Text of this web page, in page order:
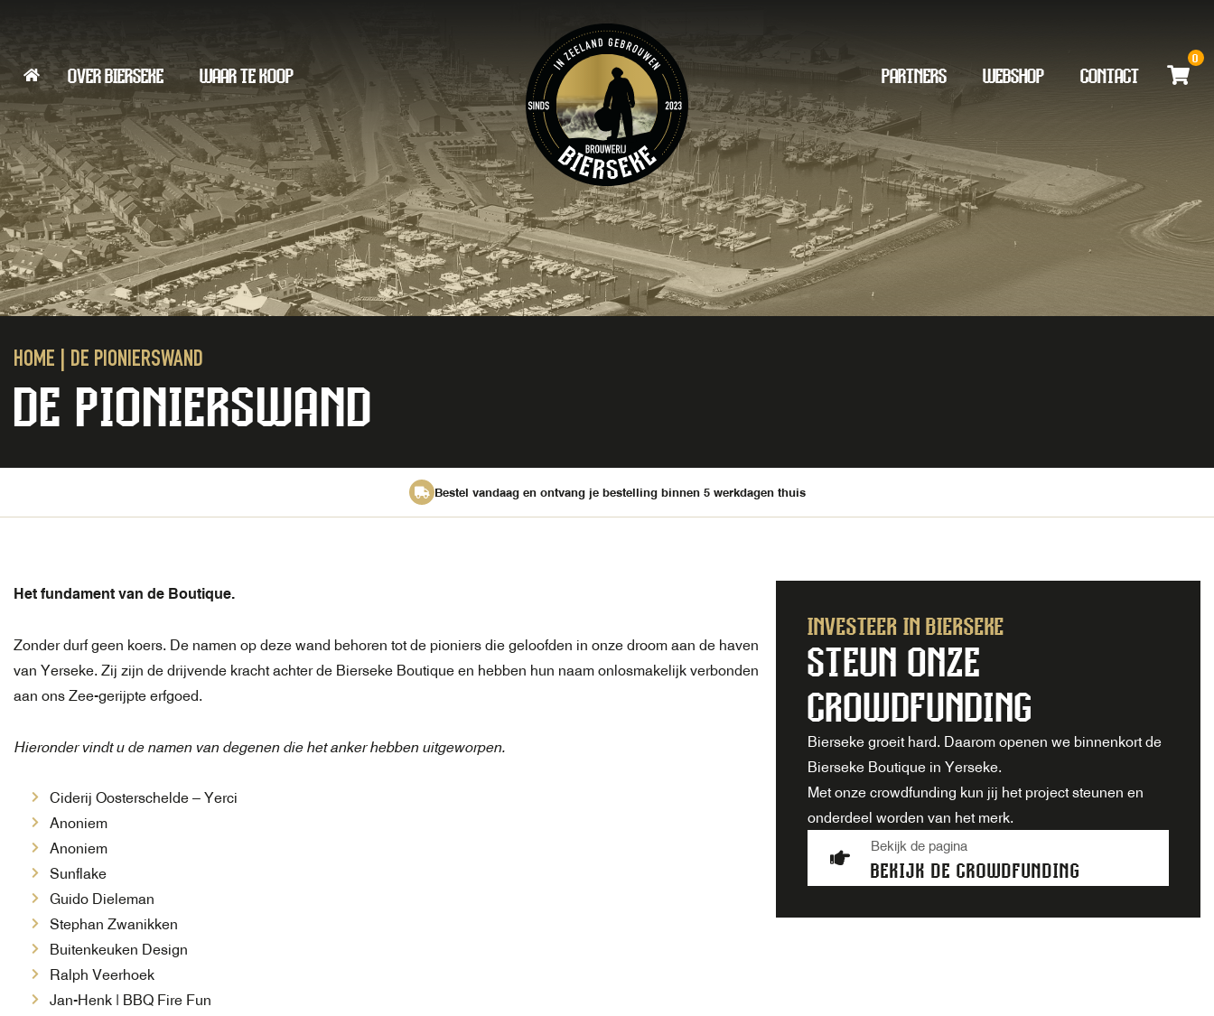
OVER BIERSEKE WAAR TE KOOP PARTNERS WEBSHOP CONTACT
0
HOME DE PIONIERSWAND
DE PIONIERSWAND
Bestel vandaag en ontvang je bestelling binnen 5 werkdagen thuis
Het fundament van de Boutique.
Zonder durf geen koers. De namen op deze wand behoren tot de pioniers die geloofden in onze droom aan de haven
van Yerseke. Zij zijn de drijvende kracht achter de Bierseke Boutique en hebben hun naam onlosmakelijk verbonden
aan ons Zee-gerijpte erfgoed.
Hieronder vindt u de namen van degenen die het anker hebben uitgeworpen.
Ciderij Oosterschelde – Yerci
Anoniem
Anoniem
Sunflake
Guido Dieleman
Stephan Zwanikken
Buitenkeuken Design
Ralph Veerhoek
Jan-Henk | BBQ Fire Fun
INVESTEER IN BIERSEKE
STEUN ONZE
CROWDFUNDING
Bierseke groeit hard. Daarom openen we binnenkort de
Bierseke Boutique in Yerseke.
Met onze crowdfunding kun jij het project steunen en
onderdeel worden van het merk.
Bekijk de pagina
BEKIJK DE CROWDFUNDING